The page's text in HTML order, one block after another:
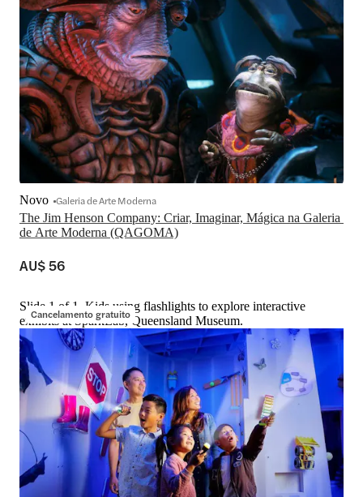
The Jim Henson Company: Criar, Imaginar, Mágica na Galeria
de Arte Moderna (QAGOMA)
Novo Galeria de Arte Moderna
AU$ 56
Cancelamento gratuito
Slide 1 of 1, Kids using flashlights to explore interactive
exhibits at SparkLab, Queensland Museum.